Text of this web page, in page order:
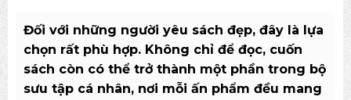
Đối với những người yêu sách đẹp, đây là lựa
chọn rất phù hợp. Không chỉ để đọc, cuốn
sách còn có thể trở thành một phần trong bộ
sưu tập cá nhân, nơi mỗi ấn phẩm đều mang